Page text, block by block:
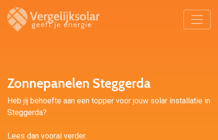
Zonnepanelen Steggerda
Heb jij behoefte aan een topper voor jouw solar installatie in
Steggerda?
Lees dan vooral verder.